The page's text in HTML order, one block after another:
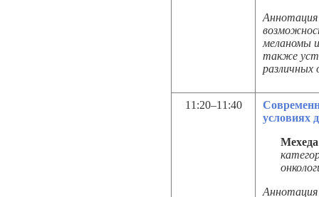
Аннотация
меланомы
также
различных
11:20–11:40
условиях
Аннотация